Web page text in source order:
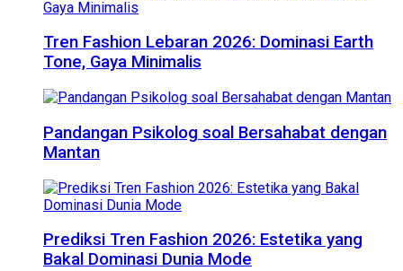
Tren Fashion Lebaran 2026: Dominasi Earth
Tone, Gaya Minimalis
Pandangan Psikolog soal Bersahabat dengan
Mantan
Prediksi Tren Fashion 2026: Estetika yang
Bakal Dominasi Dunia Mode